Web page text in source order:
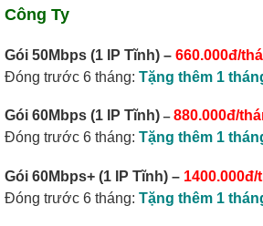
Công Ty
Gói 50Mbps (1 IP Tĩnh) – 660.000đ/
Đóng trước 6 tháng: Tặng thêm 1
Gói 60Mbps (1 IP Tĩnh) –880.000đ/
Đóng trước 6 tháng: Tặng thêm 1
Gói 60Mbps+ (1 IP Tĩnh) – 1400.000đ/
Đóng trước 6 tháng: Tặng thêm 1